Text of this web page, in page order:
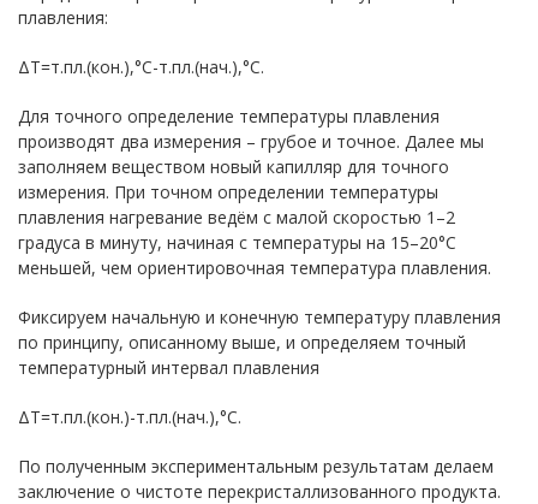
плавления:
ΔТ=т.пл.(кон.),°С-т.пл.(нач.),°С.
Для точного определение температуры плавления
производят два измерения – грубое и точное. Далее мы
заполняем веществом новый капилляр для точного
измерения. При точном определении температуры
плавления нагревание ведём с малой скоростью 1–2
градуса в минуту, начиная с температуры на 15–20°С
меньшей, чем ориентировочная температура плавления.
Фиксируем начальную и конечную температуру плавления
по принципу, описанному выше, и определяем точный
температурный интервал плавления
ΔТ=т.пл.(кон.)-т.пл.(нач.),°С.
По полученным экспериментальным результатам делаем
заключение о чистоте перекристаллизованного продукта.